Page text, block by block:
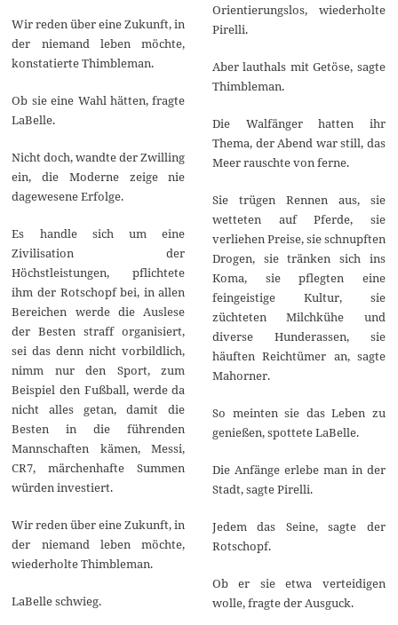
Wir reden über eine Zukunft, in
der niemand leben möchte,
konstatierte Thimbleman.
Ob sie eine Wahl hätten, fragte
LaBelle.
Nicht doch, wandte der Zwilling
ein, die Moderne zeige nie
dagewesene Erfolge.
Es handle sich um eine
Zivilisation der
Höchstleistungen, pflichtete
ihm der Rotschopf bei, in allen
Bereichen werde die Auslese
der Besten straff organisiert,
sei das denn nicht vorbildlich,
nimm nur den Sport, zum
Beispiel den Fußball, werde da
nicht alles getan, damit die
Besten in die führenden
Mannschaften kämen, Messi,
CR7, märchenhafte Summen
würden investiert.
Wir reden über eine Zukunft, in
der niemand leben möchte,
wiederholte Thimbleman.
LaBelle schwieg.
Orientierungslos, wiederholte
Pirelli.
Aber lauthals mit Getöse, sagte
Thimbleman.
Die Walfänger hatten ihr
Thema, der Abend war still, das
Meer rauschte von ferne.
Sie trügen Rennen aus, sie
wetteten auf Pferde, sie
verliehen Preise, sie schnupften
Drogen, sie tränken sich ins
Koma, sie pflegten eine
feingeistige Kultur, sie
züchteten Milchkühe und
diverse Hunderassen, sie
häuften Reichtümer an, sagte
Mahorner.
So meinten sie das Leben zu
genießen, spottete LaBelle.
Die Anfänge erlebe man in der
Stadt, sagte Pirelli.
Jedem das Seine, sagte der
Rotschopf.
Ob er sie etwa verteidigen
wolle, fragte der Ausguck.